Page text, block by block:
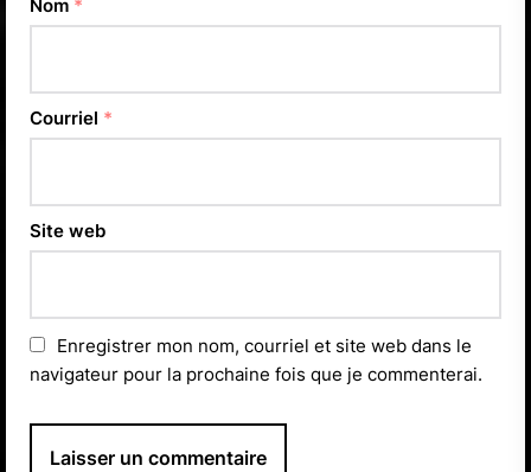
Nom *
Courriel *
Site web
Enregistrer mon nom, courriel et site web dans le
navigateur pour la prochaine fois que je commenterai.